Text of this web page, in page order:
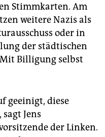
Stimmkarten. Am
weitere Nazis als
oder in
der städtischen
Billigung selbst
geeinigt, diese
Jens
der Linken.